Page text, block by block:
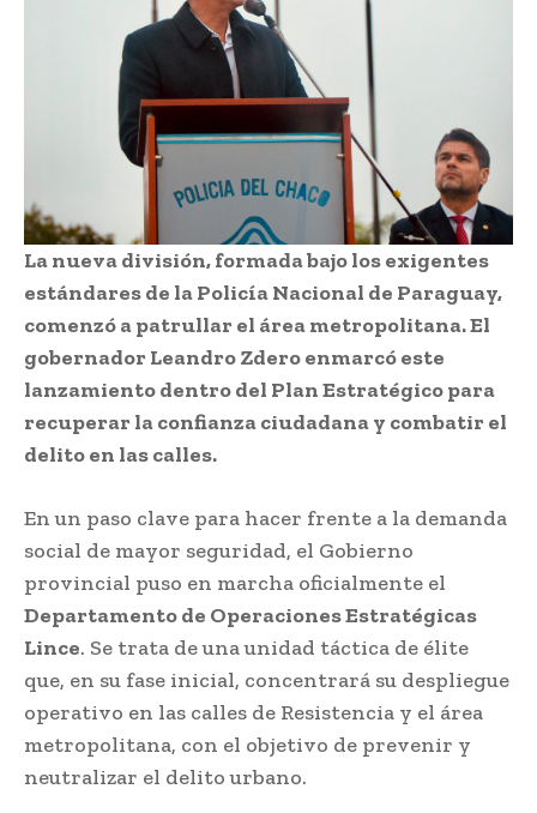
La nueva división, formada bajo los exigentes
estándares de la Policía Nacional de Paraguay,
comenzó a patrullar el área metropolitana. El
gobernador Leandro Zdero enmarcó este
lanzamiento dentro del Plan Estratégico para
recuperar la confianza ciudadana y combatir el
delito en las calles.
En un paso clave para hacer frente a la demanda
social de mayor seguridad, el Gobierno
provincial puso en marcha oficialmente el
Departamento de Operaciones Estratégicas
Lince. Se trata de una unidad táctica de élite
que, en su fase inicial, concentrará su despliegue
operativo en las calles de Resistencia y el área
metropolitana, con el objetivo de prevenir y
neutralizar el delito urbano.